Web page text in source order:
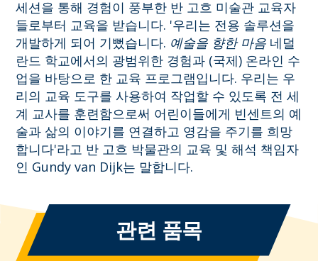
세션을 통해 경험이 풍부한 반 고흐 미술관 교육자
들로부터 교육을 받습니다. '우리는 전용 솔루션을
개발하게 되어 기뻤습니다. 예술을 향한 마음 네덜
란드 학교에서의 광범위한 경험과 (국제) 온라인 수
업을 바탕으로 한 교육 프로그램입니다. 우리는 우
리의 교육 도구를 사용하여 작업할 수 있도록 전 세
계 교사를 훈련함으로써 어린이들에게 빈센트의 예
술과 삶의 이야기를 연결하고 영감을 주기를 희망
합니다'라고 반 고흐 박물관의 교육 및 해석 책임자
인 Gundy van Dijk는 말합니다.
관련 품목